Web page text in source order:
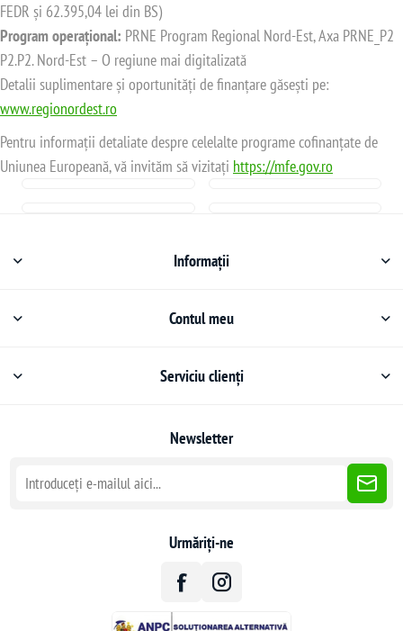
FEDR și 62.395,04 lei din BS)
Program operațional: PRNE Program Regional Nord-Est, Axa PRNE_P2
P2.P2. Nord-Est – O regiune mai digitalizată
Detalii suplimentare și oportunități de finanțare găsești pe:
www.regionordest.ro
Pentru informații detaliate despre celelalte programe cofinanțate de
Uniunea Europeană, vă invităm să vizitați https://mfe.gov.ro
Informații
Contul meu
Serviciu clienți
Newsletter
Urmăriți-ne